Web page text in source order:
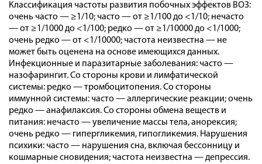
Классификация частоты развития побочных эффектов ВОЗ:
очень часто — ≥1/10; часто — от ≥1/100 до <1/10; нечасто
— от ≥1/1000 до <1/100; редко — от ≥1/10000 до <1/1000;
очень редко — от <1/10000; частота неизвестна — не
может быть оценена на основе имеющихся данных.
Инфекционные и паразитарные заболевания: часто —
назофарингит. Со стороны крови и лимфатической
системы: редко — тромбоцитопения. Со стороны
иммунной системы: часто — аллергические реакции; очень
редко — анафилаксия. Со стороны обмена веществ и
питания: нечасто — увеличение массы тела, анорексия;
очень редко — гипергликемия, гипогликемия. Нарушения
психики: часто — нарушения сна, включая бессонницу и
кошмарные сновидения; частота неизвестна — депрессия.